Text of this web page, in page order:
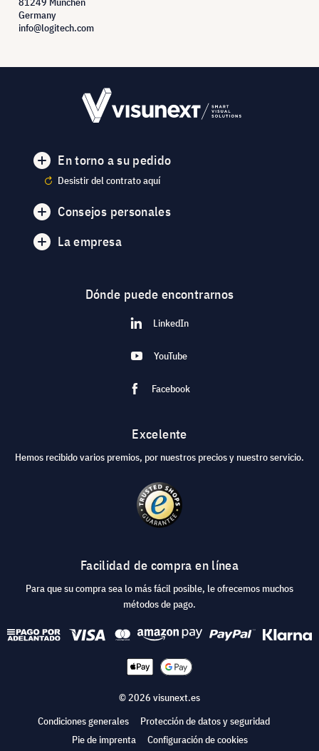
Germany
info@logitech.com
En torno a su pedido
Desistir del contrato aquí
Consejos personales
La empresa
Dónde puede encontrarnos
LinkedIn
YouTube
Facebook
Excelente
Hemos recibido varios premios, por nuestros precios y nuestro servicio.
Facilidad de compra en línea
Para que su compra sea lo más fácil posible, le ofrecemos muchos
métodos de pago.
© 2026 visunext.es
Condiciones generales
Protección de datos y seguridad
Pie de imprenta
Configuración de cookies